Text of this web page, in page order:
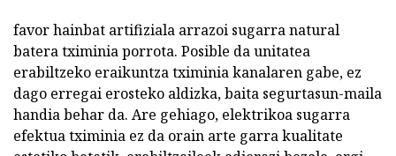
favor hainbat artifiziala arrazoi sugarra natural
batera tximinia porrota. Posible da unitatea
erabiltzeko eraikuntza tximinia kanalaren gabe, ez
dago erregai erosteko aldizka, baita segurtasun-maila
handia behar da. Are gehiago, elektrikoa sugarra
efektua tximinia ez da orain arte garra kualitate